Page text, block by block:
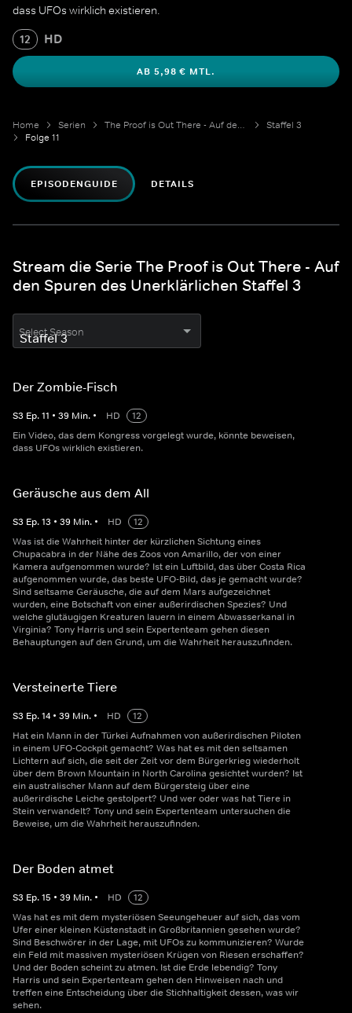
dass UFOs wirklich existieren.
12 HD
AB 5,98 € MTL.
Home Serien The Proof is Out There - Auf den Spuren des Unerklärlichen
Staffel 3
Folge 11
EPISODENGUIDE DETAILS
Stream die Serie The Proof is Out There - Auf
den Spuren des Unerklärlichen Staffel 3
Select Season
Der Zombie-Fisch
S3 Ep.11 • 39 Min. • HD
12
Ein Video, das dem Kongress vorgelegt wurde, könnte beweisen,
dass UFOs wirklich existieren.
Geräusche aus dem All
S3 Ep.13 • 39 Min. • HD
12
Was ist die Wahrheit hinter der kürzlichen Sichtung eines
Chupacabra in der Nähe des Zoos von Amarillo, der von einer
Kamera aufgenommen wurde? Ist ein Luftbild, das über Costa Rica
aufgenommen wurde, das beste UFO-Bild, das je gemacht wurde?
Sind seltsame Geräusche, die auf dem Mars aufgezeichnet
wurden, eine Botschaft von einer außerirdischen Spezies? Und
welche glutäugigen Kreaturen lauern in einem Abwasserkanal in
Virginia? Tony Harris und sein Expertenteam gehen diesen
Behauptungen auf den Grund, um die Wahrheit herauszufinden.
Versteinerte Tiere
S3 Ep.14 • 39 Min. • HD
12
Hat ein Mann in der Türkei Aufnahmen von außerirdischen Piloten
in einem UFO-Cockpit gemacht? Was hat es mit den seltsamen
Lichtern auf sich, die seit der Zeit vor dem Bürgerkrieg wiederholt
über dem Brown Mountain in North Carolina gesichtet wurden? Ist
ein australischer Mann auf dem Bürgersteig über eine
außerirdische Leiche gestolpert? Und wer oder was hat Tiere in
Stein verwandelt? Tony und sein Expertenteam untersuchen die
Beweise, um die Wahrheit herauszufinden.
Der Boden atmet
S3 Ep.15 • 39 Min. • HD
12
Was hat es mit dem mysteriösen Seeungeheuer auf sich, das vom
Ufer einer kleinen Küstenstadt in Großbritannien gesehen wurde?
Sind Beschwörer in der Lage, mit UFOs zu kommunizieren? Wurde
ein Feld mit massiven mysteriösen Krügen von Riesen erschaffen?
Und der Boden scheint zu atmen. Ist die Erde lebendig? Tony
Harris und sein Expertenteam gehen den Hinweisen nach und
treffen eine Entscheidung über die Stichhaltigkeit dessen, was wir
sehen.